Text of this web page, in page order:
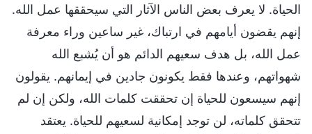
الحياة. لا يعرف بعض الناس الآثار التي سيحققها عمل الله.
إنهم يقضون أيامهم في ارتباك، غير ساعين وراء معرفة
عمل الله، بل هدف سعيهم الدائم هو أن يُشبع الله
شهواتهم، وعندها فقط يكونون جادين في إيمانهم. يقولون
إنهم سيسعون للحياة إن تحققت كلمات الله، ولكن إن لم
تتحقق كلماته، لن توجد إمكانية لسعيهم للحياة. يعتقد